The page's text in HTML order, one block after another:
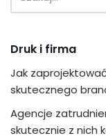
Druk i firma
Jak
skutecznego
Agencje
skutecznie z nich